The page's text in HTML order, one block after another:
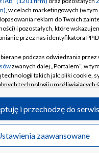
Wideo
Biuro Reklamy
Oferta Handlowa
Emisja w TVP
Rada Programowa
Ogłoszenia przetargowe
Akademia Telewizyjna
Centrum informacji TVP
Moje zgody
Biuro reklamy
Kanały
Polska Spółka Akcyjna w
, w celach marketingowych (w tym
reklam do Twoich
i pozostałych, które
przez nas identyfikatora
podczas odwiedzania przez
zwanych dalej „Portalem”, w
technologii takich jak: pliki cookie,
technologii umożliwiających
podczas odwiedzania przez
na Portalu, takie jak adresy IP,
zaawansowane
i przechodzę do